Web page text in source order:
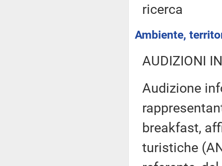
ricerca
Ambiente,
AUDIZIONI
Audizione
breakfast,
turistiche